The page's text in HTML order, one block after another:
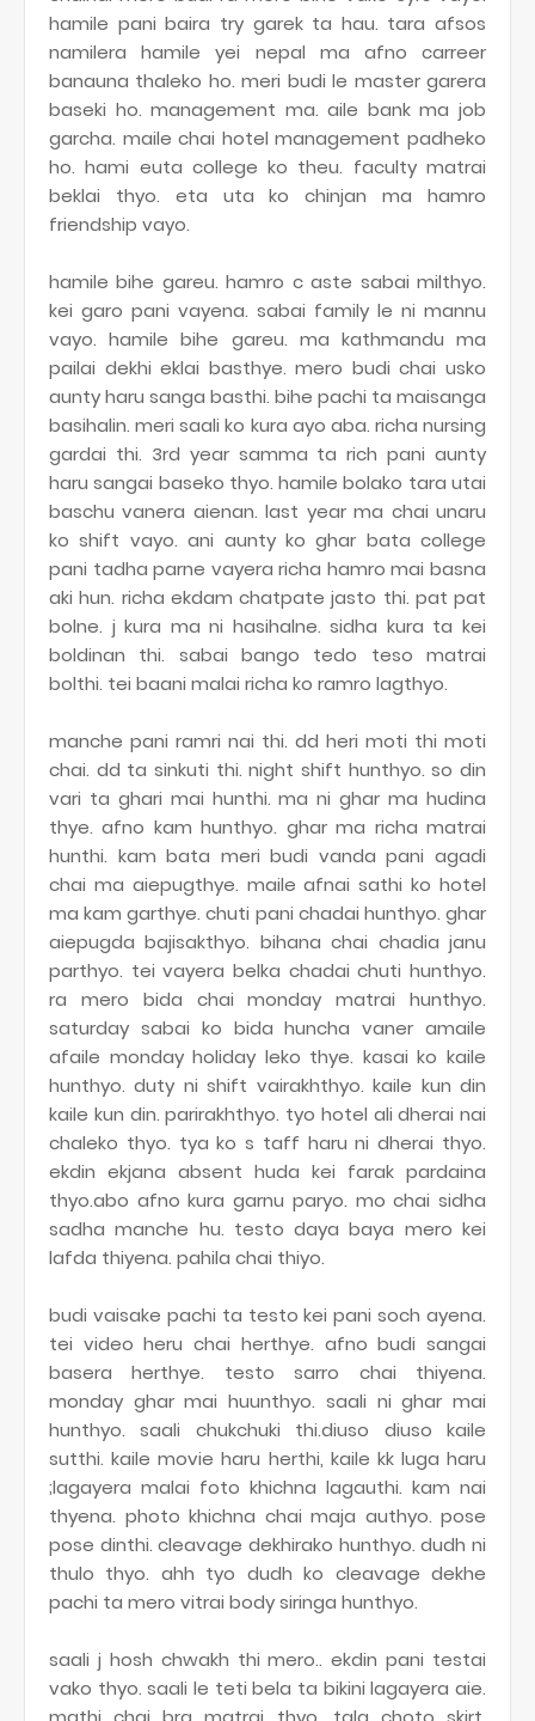
hamile pani baira try garek ta hau. tara afsos
namilera hamile yei nepal ma afno carreer
banauna thaleko ho. meri budi le master garera
baseki ho. management ma. aile bank ma job
garcha. maile chai hotel management padheko
ho. hami euta college ko theu. faculty matrai
beklai thyo. eta uta ko chinjan ma hamro
friendship vayo.
hamile bihe gareu. hamro c aste sabai milthyo.
kei garo pani vayena. sabai family le ni mannu
vayo. hamile bihe gareu. ma kathmandu ma
pailai dekhi eklai basthye. mero budi chai usko
aunty haru sanga basthi. bihe pachi ta maisanga
basihalin. meri saali ko kura ayo aba. richa nursing
gardai thi. 3rd year samma ta rich pani aunty
haru sangai baseko thyo. hamile bolako tara utai
baschu vanera aienan. last year ma chai unaru
ko shift vayo. ani aunty ko ghar bata college
pani tadha parne vayera richa hamro mai basna
aki hun. richa ekdam chatpate jasto thi. pat pat
bolne. j kura ma ni hasihalne. sidha kura ta kei
boldinan thi. sabai bango tedo teso matrai
bolthi. tei baani malai richa ko ramro lagthyo.
manche pani ramri nai thi. dd heri moti thi moti
chai. dd ta sinkuti thi. night shift hunthyo. so din
vari ta ghari mai hunthi. ma ni ghar ma hudina
thye. afno kam hunthyo. ghar ma richa matrai
hunthi. kam bata meri budi vanda pani agadi
chai ma aiepugthye. maile afnai sathi ko hotel
ma kam garthye. chuti pani chadai hunthyo. ghar
aiepugda bajisakthyo. bihana chai chadia janu
parthyo. tei vayera belka chadai chuti hunthyo.
ra mero bida chai monday matrai hunthyo.
saturday sabai ko bida huncha vaner amaile
afaile monday holiday leko thye. kasai ko kaile
hunthyo. duty ni shift vairakhthyo. kaile kun din
kaile kun din. parirakhthyo. tyo hotel ali dherai nai
chaleko thyo. tya ko s taff haru ni dherai thyo.
ekdin ekjana absent huda kei farak pardaina
thyo.abo afno kura garnu paryo. mo chai sidha
sadha manche hu. testo daya baya mero kei
lafda thiyena. pahila chai thiyo.
budi vaisake pachi ta testo kei pani soch ayena.
tei video heru chai herthye. afno budi sangai
basera herthye. testo sarro chai thiyena.
monday ghar mai huunthyo. saali ni ghar mai
hunthyo. saali chukchuki thi.diuso diuso kaile
sutthi. kaile movie haru herthi, kaile kk luga haru
;lagayera malai foto khichna lagauthi. kam nai
thyena. photo khichna chai maja authyo. pose
pose dinthi. cleavage dekhirako hunthyo. dudh ni
thulo thyo. ahh tyo dudh ko cleavage dekhe
pachi ta mero vitrai body siringa hunthyo.
saali j hosh chwakh thi mero.. ekdin pani testai
vako thyo. saali le teti bela ta bikini lagayera aie.